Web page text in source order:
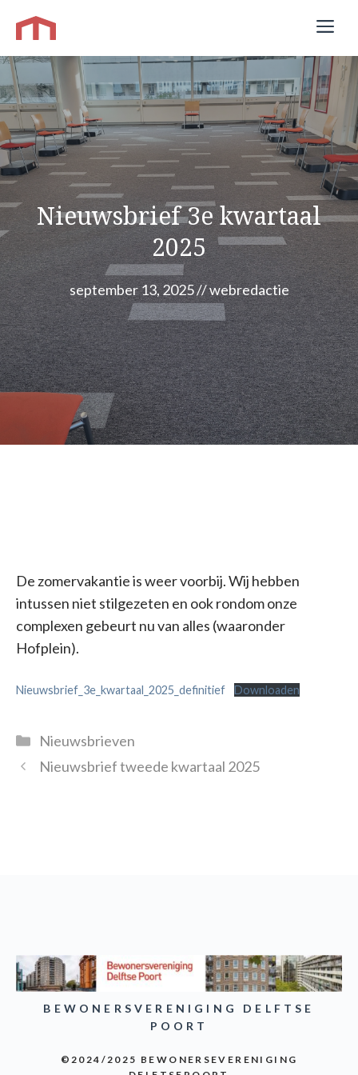
naar
de
inhoud
Nieuwsbrief 3e kwartaal
2025
september 13, 2025//webredactie
De zomervakantie is weer voorbij. Wij hebben
intussen niet stilgezeten en ook rondom onze
complexen gebeurt nu van alles (waaronder
Hofplein).
Nieuwsbrief_3e_kwartaal_2025_definitief Downloaden
Categorieën
Nieuwsbrieven
Nieuwsbrief tweede kwartaal 2025
BEWONERSVERENIGING DELFTSE
POORT
©2024/2025 BEWONERSEVERENIGING